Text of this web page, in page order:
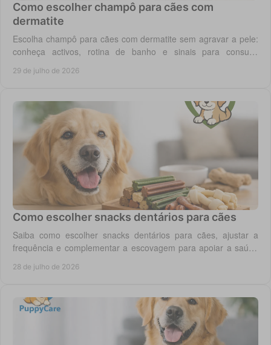
Como escolher champô para cães com
dermatite
Escolha champô para cães com dermatite sem agravar a pele:
conheça activos, rotina de banho e sinais para consulta
29 de julho de 2026
Como escolher snacks dentários para cães
Saiba como escolher snacks dentários para cães, ajustar a
frequência e complementar a escovagem para apoiar a saúde
28 de julho de 2026